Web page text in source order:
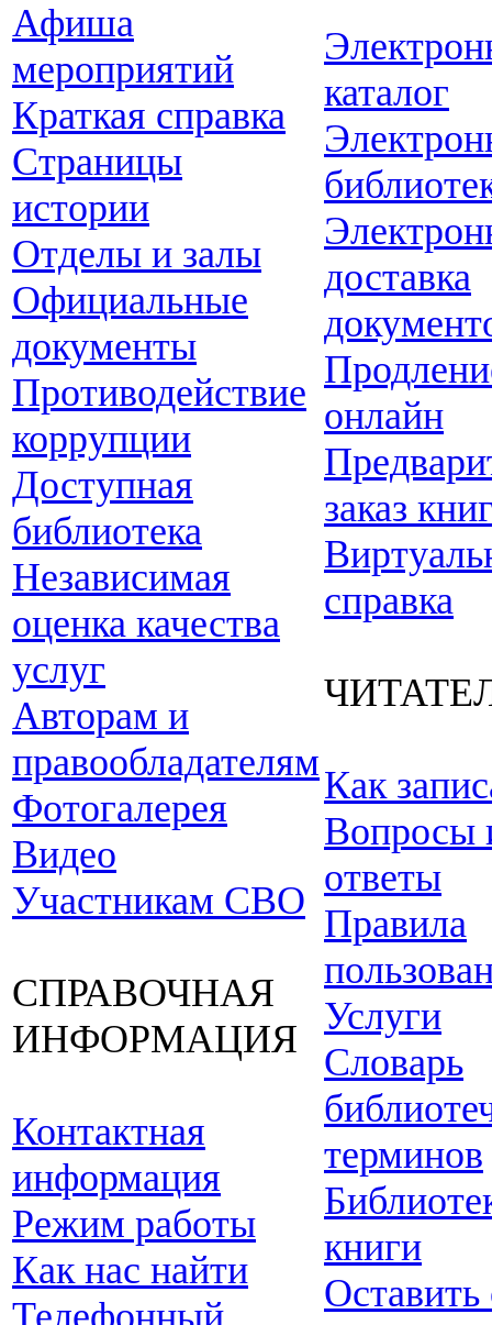
Афиша
мероприятий
Краткая справка
Страницы
истории
Отделы и залы
Официальные
документы
Противодействие
коррупции
Доступная
библиотека
Независимая
оценка качества
услуг
Авторам и
правообладателям
Фотогалерея
Видео
Участникам СВО
СПРАВОЧНАЯ
ИНФОРМАЦИЯ
Контактная
информация
Режим работы
Как нас найти
Телефонный
каталог
доставка
онлайн
заказ
справка
Как
Вопросы
ответы
Правила
Услуги
Словарь
терминов
книги
Оставить